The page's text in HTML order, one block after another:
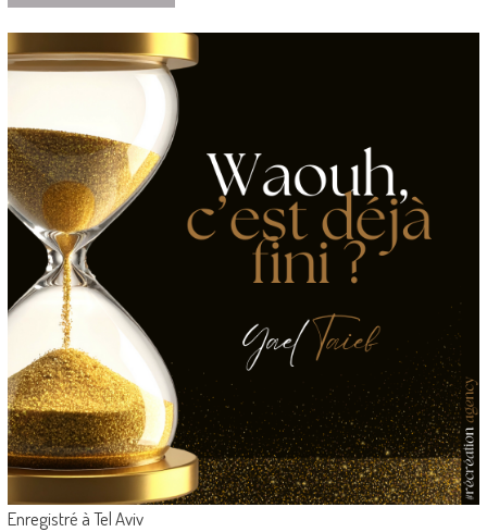
Enregistré à Tel Aviv